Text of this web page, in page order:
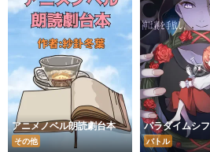
アニメノベル朗読劇台本
その他
パラダイムシ
バトル